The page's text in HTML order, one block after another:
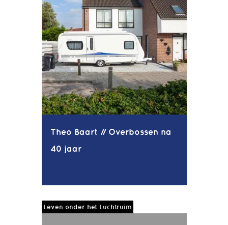
Theo Baart // Overbossen na
40 jaar
Leven onder het Luchtruim